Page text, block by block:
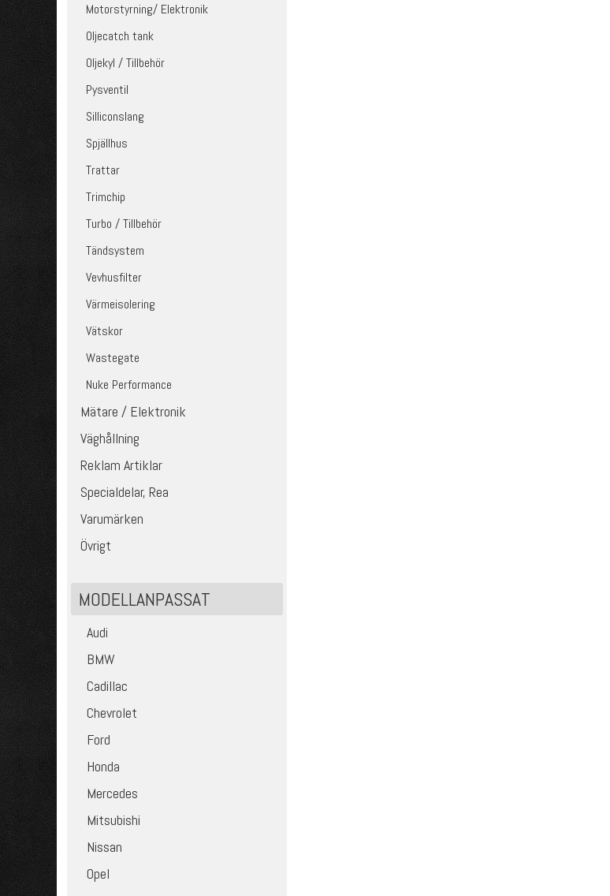
Motorstyrning/ Elektronik
Oljecatch tank
Oljekyl / Tillbehör
Pysventil
Silliconslang
Spjällhus
Trattar
Trimchip
Turbo / Tillbehör
Tändsystem
Vevhusfilter
Värmeisolering
Vätskor
Wastegate
Nuke Performance
Mätare / Elektronik
Väghållning
Reklam Artiklar
Specialdelar, Rea
Varumärken
Övrigt
MODELLANPASSAT
Audi
BMW
Cadillac
Chevrolet
Ford
Honda
Mercedes
Mitsubishi
Nissan
Opel